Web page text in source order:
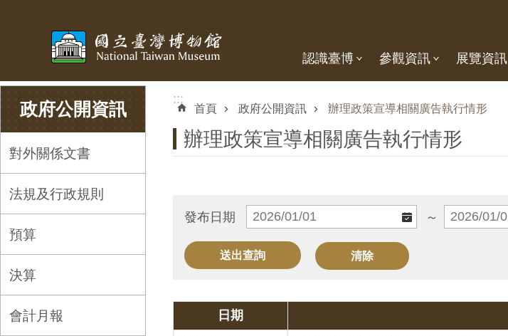
認識臺博 參觀資訊 展覽資訊
政府公開資訊
對外關係文書
法規及行政規則
預算
決算
會計月報
:::
首頁 政府公開資訊 辦理政策宣導相關廣告執行情形
辦理政策宣導相關廣告執行情形
發布日期 ～
日期